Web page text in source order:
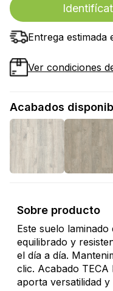
Entrega estimada
Ver condiciones
Acabados
Sobre producto
Este suelo
equilibrado y
el día a día.
clic. Acabado TECA
aporta versatilidad